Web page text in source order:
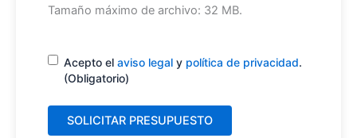
Tamaño máximo de archivo: 32 MB.
Consentimiento(Obligatorio)
Acepto el aviso legal y política de privacidad.
(Obligatorio)